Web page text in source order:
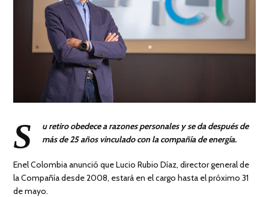
S
u retiro obedece a razones personales y se da después de
más de 25 años vinculado con la compañía de energía.
Enel Colombia anunció que Lucio Rubio Díaz, director general de
la Compañía desde 2008, estará en el cargo hasta el próximo 31
de mayo.